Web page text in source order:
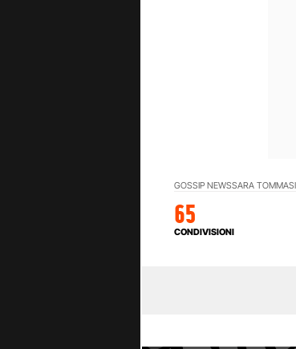
GOSSIP NEWSSARA TOMMASI
65
CONDIVISIONI